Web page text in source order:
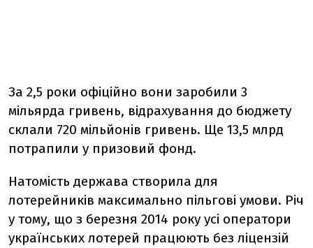
За 2,5 роки офіційно вони заробили 3
мільярда гривень, відрахування до бюджету
склали 720 мільйонів гривень. Ще 13,5 млрд
потрапили у призовий фонд.
Натомість держава створила для
лотерейників максимально пільгові умови. Річ
у тому, що з березня 2014 року усі оператори
українських лотерей працюють без ліцензій